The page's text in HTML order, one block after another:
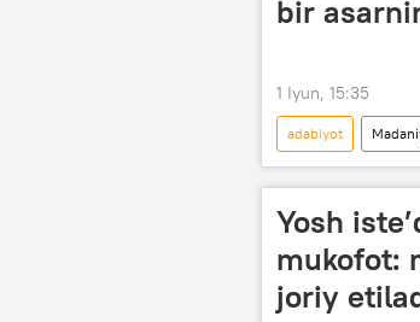
bir
1 Iyun, 15:35
adabiyot
Shavkat Mirziyoyev
Yosh
mukofot:
joriy